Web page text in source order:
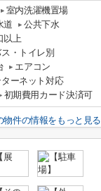
室内洗濯機置場
道
公共下水
以上
・トイレ別
エアコン
ターネット対応
初期費用カード決済可
物件の情報をもっと見る